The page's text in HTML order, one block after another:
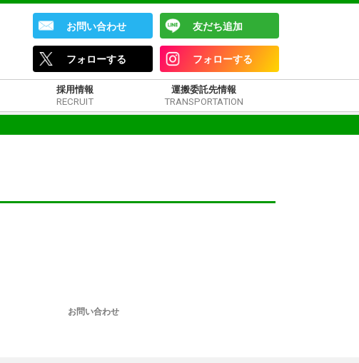
お問い合わせ 友だち追加
フォローする フォローする
採用情報
RECRUIT
運搬委託先情報
TRANSPORTATION
お問い合わせ